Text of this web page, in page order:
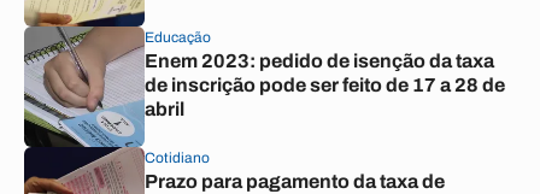
Educação
Enem 2023: pedido de isenção da taxa
de inscrição pode ser feito de 17 a 28 de
abril
Cotidiano
Prazo para pagamento da taxa de